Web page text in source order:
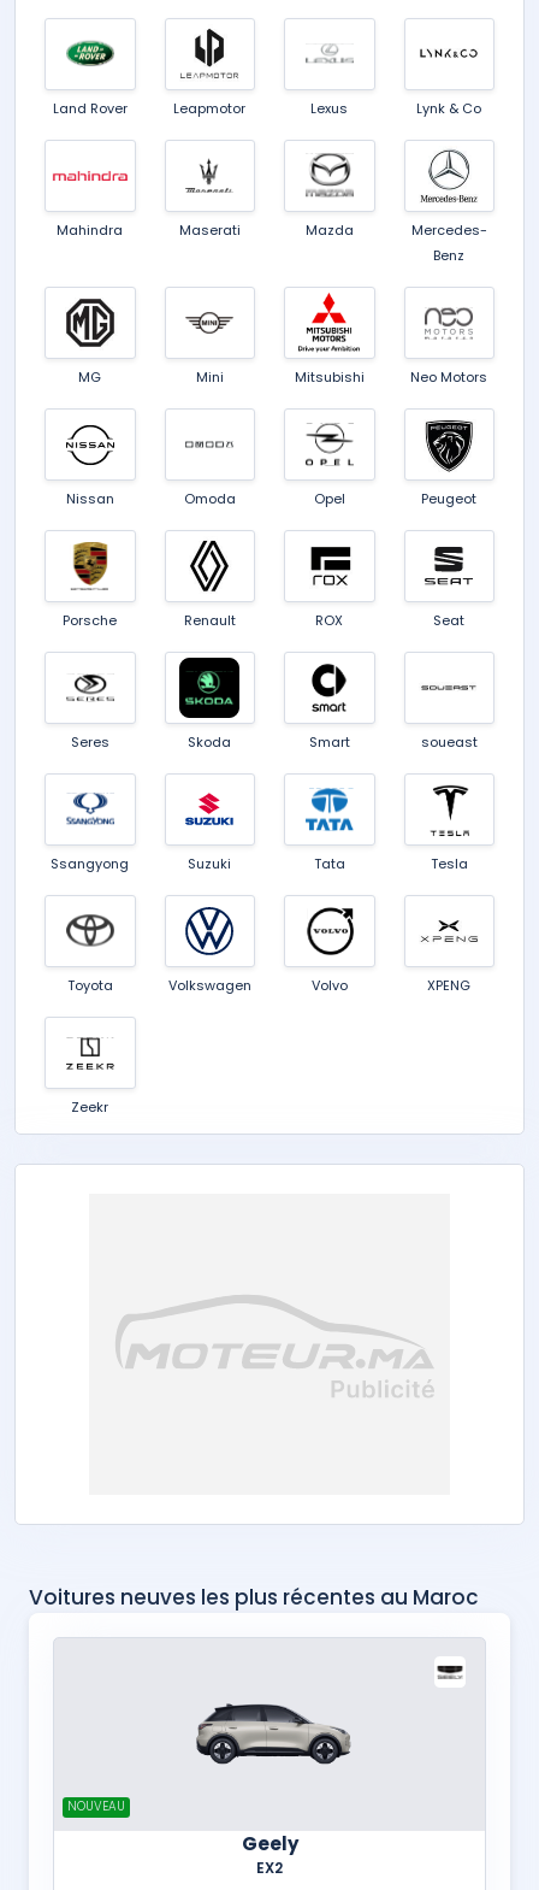
Land Rover Leapmotor Lexus Lynk & Co
Mahindra Maserati Mazda
Mercedes-
Benz
MG Mini Mitsubishi Neo Motors
Nissan Omoda Opel Peugeot
Porsche Renault ROX Seat
Seres Skoda Smart soueast
Ssangyong Suzuki Tata Tesla
Toyota Volkswagen Volvo XPENG
Zeekr
Voitures neuves les plus récentes au Maroc
NOUVEAU
Geely
EX2